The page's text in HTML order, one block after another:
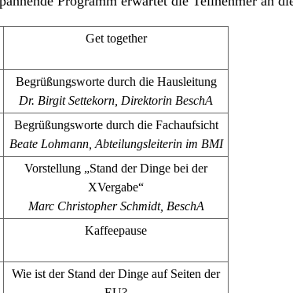
Get together
Begrüßungsworte durch die Hausleitung
Dr. Birgit Settekorn, Direktorin BeschA
Begrüßungsworte durch die Fachaufsicht
Beate Lohmann, Abteilungsleiterin im BMI
Vorstellung „Stand der Dinge bei der
XVergabe“
Marc Christopher Schmidt, BeschA
Kaffeepause
Wie ist der Stand der Dinge auf Seiten der